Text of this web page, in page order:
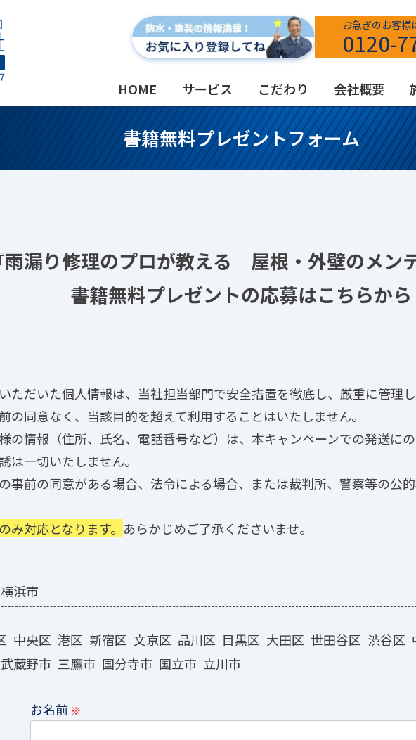
お急ぎのお客様
0120-
HOME サービス こだわり 会社概要
書籍無料プレゼントフォーム
雨漏り修理のプロが教える 屋根・外壁のメン
書籍無料プレゼントの応募はこちらから
ただいた個人情報は、当社担当部門で安全措置を徹底し、厳重に管理
の同意なく、当該目的を超えて利用することはいたしません。
の情報（住所、氏名、電話番号など）は、本キャンペーンでの発送にの
は一切いたしません。
事前の同意がある場合、法令による場合、または裁判所、警察等の公
み対応となります。 あらかじめご了承くださいませ。
横浜市
中央区 港区 新宿区 文京区 品川区 目黒区 大田区 世田谷区 渋谷区
武蔵野市 三鷹市 国分寺市 国立市 立川市
お名前 ※